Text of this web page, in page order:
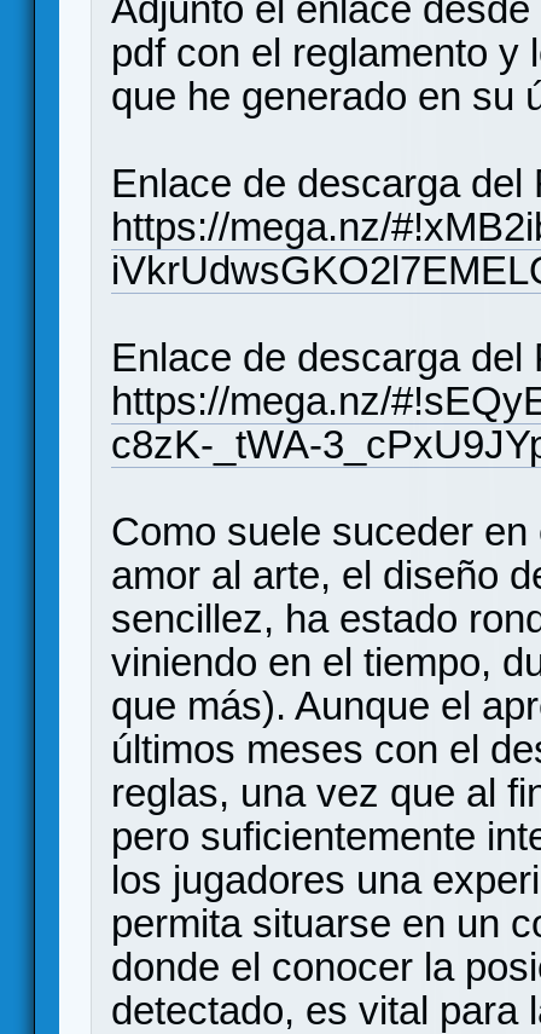
pdf con el reglamento y
que he generado en su
Enlace de descarga del
https://mega.nz/
Enlace de descarga del
https://mega.nz/
c8zK-_tWA-
Como suele suceder
amor al arte, el diseño
sencillez, ha estado
viniendo en el tiempo,
que más). Aunque el
últimos meses con el
reglas, una vez que al
pero suficientemente
los jugadores una
permita situarse en un
donde el conocer la
detectado, es vital para